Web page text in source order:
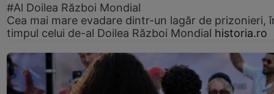
#Al Doilea Război Mondial
Cea mai mare evadare dintr-un lagăr de prizonieri,
timpul celui de-al Doilea Război Mondial historia.ro